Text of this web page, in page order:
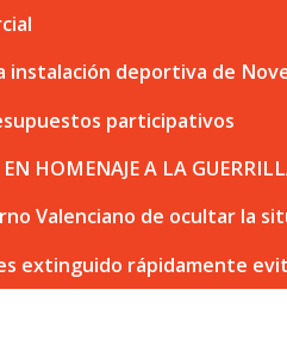
instalación deportiva de
participativos
HOMENAJE A LA
Valenciano de ocultar la
extinguido rápidamente